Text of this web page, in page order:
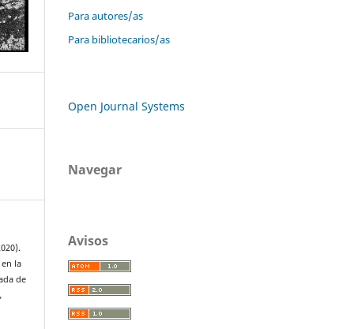
la
de
Para autores/as
Para bibliotecarios/as
Open Journal Systems
Navegar
Avisos